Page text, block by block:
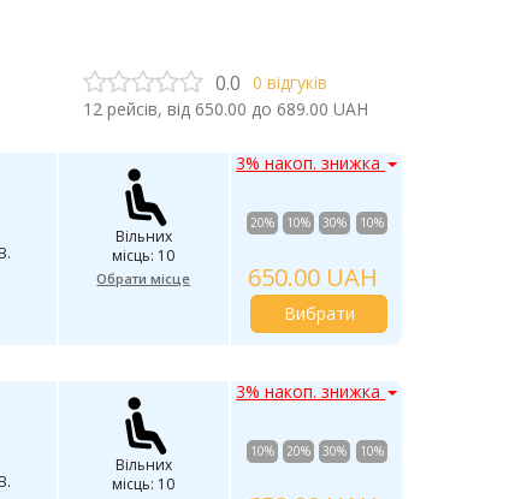
0.0 0 відгуків
12рейсів, від 650.00 до 689.00 UAH
Вільних
місць: 10
Обрати місце
3% накоп. знижка
20% 10% 30% 10%
650.00 UAH
Вибрати
Вільних
місць: 10
3% накоп. знижка
10% 20% 30% 10%